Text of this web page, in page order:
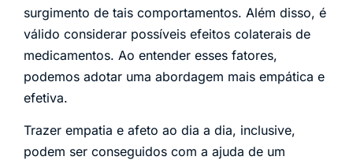
surgimento de tais comportamentos. Além disso, é
válido considerar possíveis efeitos colaterais de
medicamentos. Ao entender esses fatores,
podemos adotar uma abordagem mais empática e
efetiva.
Trazer empatia e afeto ao dia a dia, inclusive,
podem ser conseguidos com a ajuda de um